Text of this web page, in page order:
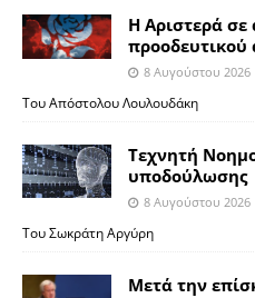
Η Αριστερά
8 Αυγούστου 2026
Του Απόστολου Λουλουδάκη
Τεχνητή
υποδούλωσης
8 Αυγούστου 2026
Του Σωκράτη Αργύρη
Μετά την